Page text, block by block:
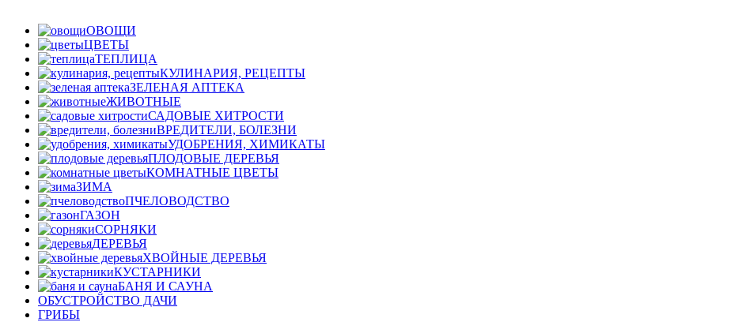
ОВОЩИ
ЦВЕТЫ
ТЕПЛИЦА
КУЛИНАРИЯ, РЕЦЕПТЫ
ЗЕЛЕНАЯ АПТЕКА
ЖИВОТНЫЕ
САДОВЫЕ ХИТРОСТИ
ВРЕДИТЕЛИ, БОЛЕЗНИ
УДОБРЕНИЯ, ХИМИКАТЫ
ПЛОДОВЫЕ ДЕРЕВЬЯ
КОМНАТНЫЕ ЦВЕТЫ
ЗИМА
ПЧЕЛОВОДСТВО
ГАЗОН
СОРНЯКИ
ДЕРЕВЬЯ
ХВОЙНЫЕ ДЕРЕВЬЯ
КУСТАРНИКИ
БАНЯ И САУНА
ОБУСТРОЙСТВО ДАЧИ
ГРИБЫ